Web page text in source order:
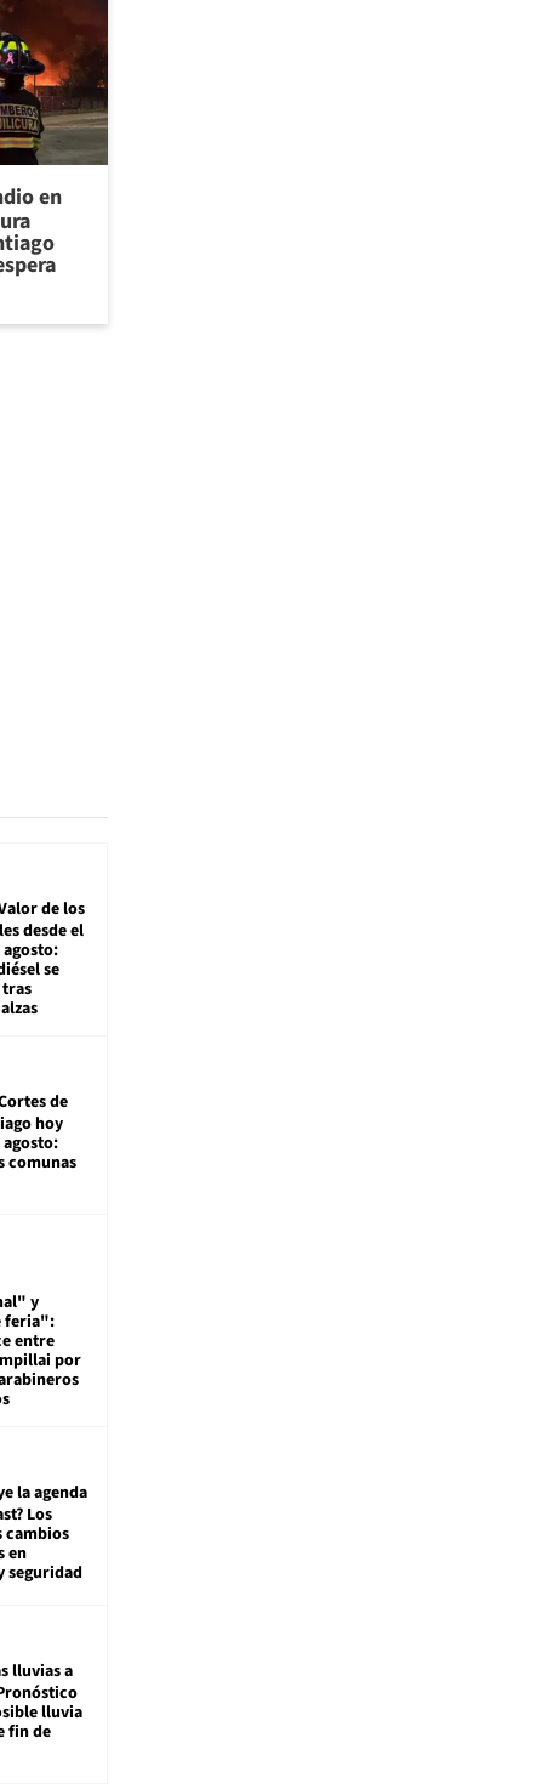
en
de los
desde el
agosto:
se
de
hoy
agosto:
comunas
y
feria":
entre
por
la agenda
Los
cambios
en
seguridad
lluvias a
lluvia
fin de